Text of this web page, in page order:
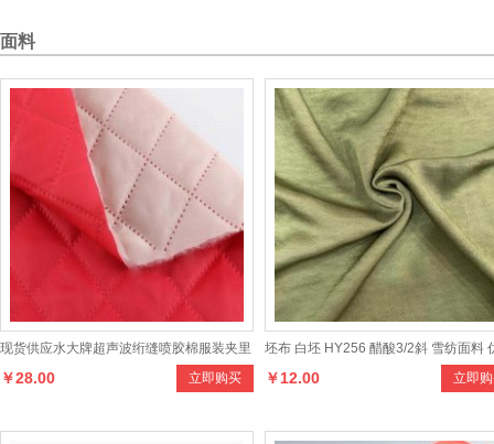
面料
现货供应水大牌超声波绗缝喷胶棉服装夹里
布料，款式新颖，颜色多样，绗缝结构牢固
立即购买
￥28.00
坯布 白坯 HY256 醋酸3/2斜 雪纺面料
丝 女士时装面 立即
￥12.00